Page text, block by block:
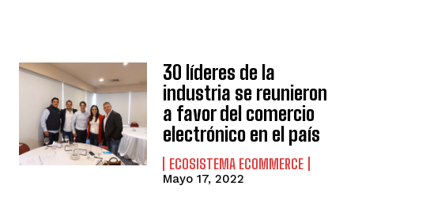
30 líderes de la
industria se reunieron
a favor del comercio
electrónico en el país
ECOSISTEMA ECOMMERCE
Mayo 17, 2022